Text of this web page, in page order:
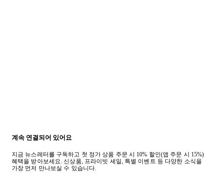
계속 연결되어 있어요
지금 뉴스레터를 구독하고 첫 정가 상품 주문 시 10% 할인(앱 주문 시 15%)
혜택을 받아보세요. 신상품, 프라이빗 세일, 특별 이벤트 등 다양한 소식을
가장 먼저 만나보실 수 있습니다.